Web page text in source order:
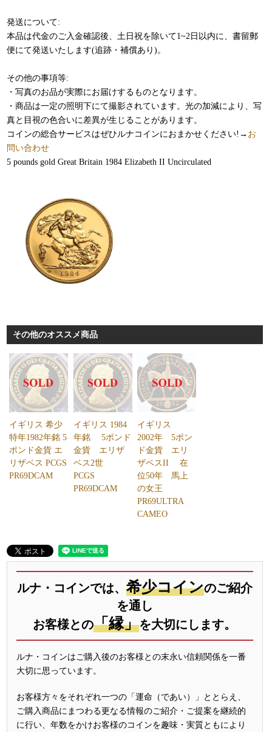
発送について:
本品は代金のご入金確認後、土日祝を除いて1~2日以内に、書留郵
便にて発送いたします(追跡・補償あり)。
その他の事項等:
・写真のお品が実際にお届けするものとなります。
・商品は一定の照明下にて撮影されています。光の加減により、写
真と目視の色合いに差異が生じることがあります。
コインの総合サービスはぜひルナコインにおまかせください!→ お
問い合わせ
5 pounds gold Great Britain 1984 Elizabeth II Uncirculated
その他のオススメ商品
イギリス 希少
特年1982年銘 5
ポンド金貨 エ
リザベス PCGS
PR69DCAM
イギリス 1984
年銘 5ポンド
金貨 エリザ
ベス2世
PCGS
PR69DCAM
イギリス
2002年 5ポン
ド金貨 エリ
ザベスII 在
位50年 馬上
の女王
PR69ULTRA
CAMEO
ルナ・コインでは、 希少コインのご紹介
を通し
お客様との「縁」を大切にします。
ルナ・コインはご購入後のお客様との末永い信頼関係を一番
大切に思っています。
お客様方々をそれぞれ一つの「運命（であい）」ととらえ、
ご購入商品にまつわる更なる情報のご紹介・ご提案を継続的
に行い、年数をかけお客様のコインを趣味・実質ともにより